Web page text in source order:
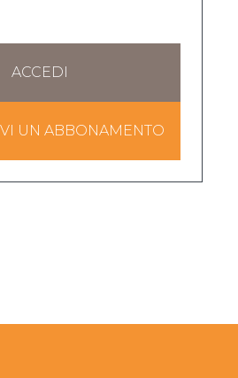
ACCEDI
UN ABBONAMENTO